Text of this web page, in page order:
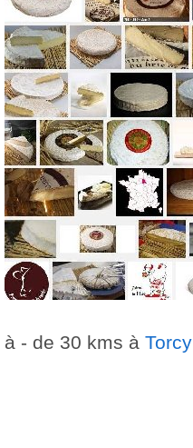
à - de 30 kms à Torcy